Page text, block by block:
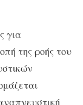
για
της ροής του